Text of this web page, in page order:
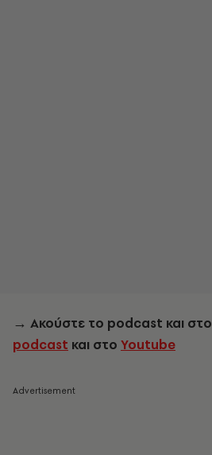
→ Ακούστε το podcast και στο
podcast και στο Youtube